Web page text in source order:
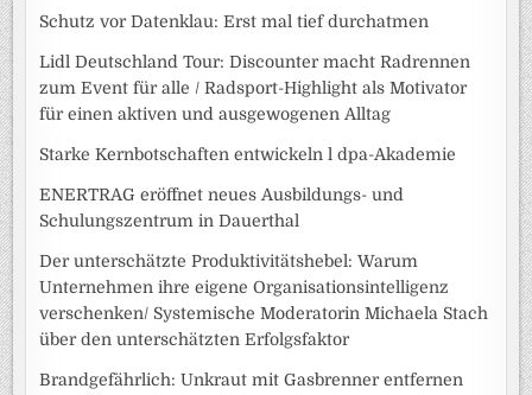
Schutz vor Datenklau: Erst mal tief durchatmen
Lidl Deutschland Tour: Discounter macht Radrennen
zum Event für alle / Radsport-Highlight als Motivator
für einen aktiven und ausgewogenen Alltag
Starke Kernbotschaften entwickeln l dpa-Akademie
ENERTRAG eröffnet neues Ausbildungs- und
Schulungszentrum in Dauerthal
Der unterschätzte Produktivitätshebel: Warum
Unternehmen ihre eigene Organisationsintelligenz
verschenken/ Systemische Moderatorin Michaela Stach
über den unterschätzten Erfolgsfaktor
Brandgefährlich: Unkraut mit Gasbrenner entfernen